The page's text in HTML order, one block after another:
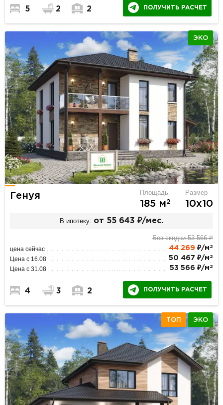
5 2 2 ПОЛУЧИТЬ РАСЧЕТ
ЭКО
Генуя Площадь
185 м2
Размер
10х10
В ипотеку: от 55 643 ₽/мес.
Без скидки 53 566 ₽
цена сейчас 44 269 ₽/м 2
Цена с 16.08 50 467 ₽/м 2
Цена с 31.08 53 566 ₽/м 2
4 3 2 ПОЛУЧИТЬ РАСЧЕТ
ТОП ЭКО